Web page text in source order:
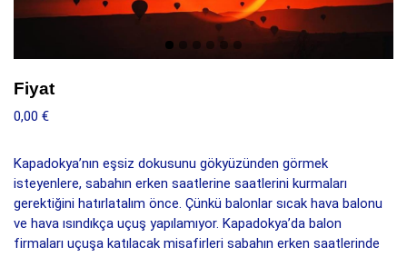
Fiyat
0,00 €
Kapadokya’nın eşsiz dokusunu gökyüzünden görmek
isteyenlere, sabahın erken saatlerine saatlerini kurmaları
gerektiğini hatırlatalım önce. Çünkü balonlar sıcak hava balonu
ve hava ısındıkça uçuş yapılamıyor. Kapadokya’da balon
firmaları uçuşa katılacak misafirleri sabahın erken saatlerinde